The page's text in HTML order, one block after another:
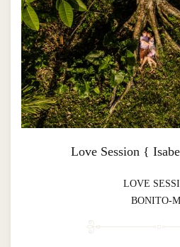
Love Session {
LOVE
BONITO-